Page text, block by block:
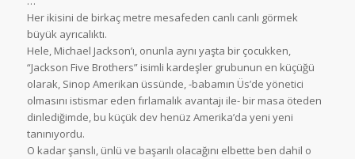
Her ikisini de birkaç metre mesafeden canlı canlı görmek
büyük ayrıcalıktı.
Hele, Michael Jackson’ı, onunla aynı yaşta bir çocukken,
“Jackson Five Brothers” isimli kardeşler grubunun en küçüğü
olarak, Sinop Amerikan üssünde, -babamın Üs’de yönetici
olmasını istismar eden fırlamalık avantajı ile- bir masa öteden
dinlediğimde, bu küçük dev henüz Amerika’da yeni yeni
tanınıyordu.
O kadar şanslı, ünlü ve başarılı olacağını elbette ben dahil o